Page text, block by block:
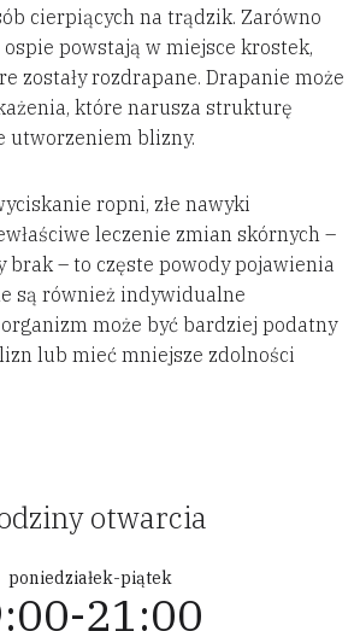
cierpiących na trądzik. Zarówno
powstają w miejsce krostek,
zostały rozdrapane. Drapanie może
które narusza strukturę
utworzeniem blizny.
ropni, złe nawyki
leczenie zmian skórnych –
brak – to częste powody pojawienia
są również indywidualne
może być bardziej podatny
lub mieć mniejsze zdolności
otwarcia
poniedziałek-piątek
21:00